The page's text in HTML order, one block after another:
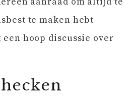
te maken hebt
hoop discussie over